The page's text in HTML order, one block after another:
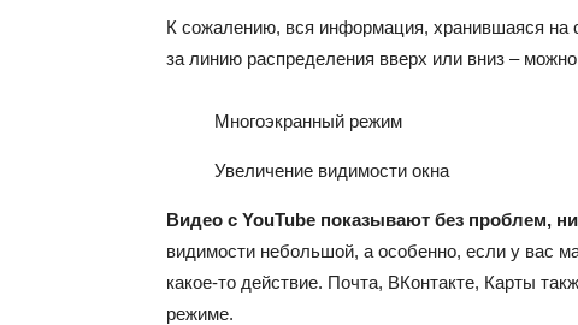
К сожалению, вся информация, хранившаяся на
за линию распределения вверх или вниз –
Многоэкранный режим
Увеличение видимости окна
Видео с YouTube показывают без проблем,
видимости небольшой, а особенно, если у вас
какое-то действие. Почта, ВКонтакте, Карты
режиме.